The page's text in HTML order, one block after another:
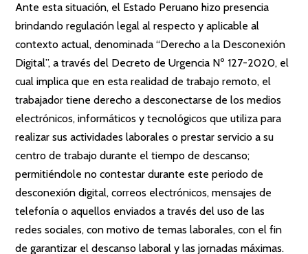
Ante esta situación, el Estado Peruano hizo presencia
brindando regulación legal al respecto y aplicable al
contexto actual, denominada “Derecho a la Desconexión
Digital”, a través del Decreto de Urgencia Nº 127-2020, el
cual implica que en esta realidad de trabajo remoto, el
trabajador tiene derecho a desconectarse de los medios
electrónicos, informáticos y tecnológicos que utiliza para
realizar sus actividades laborales o prestar servicio a su
centro de trabajo durante el tiempo de descanso;
permitiéndole no contestar durante este periodo de
desconexión digital, correos electrónicos, mensajes de
telefonía o aquellos enviados a través del uso de las
redes sociales, con motivo de temas laborales, con el fin
de garantizar el descanso laboral y las jornadas máximas.